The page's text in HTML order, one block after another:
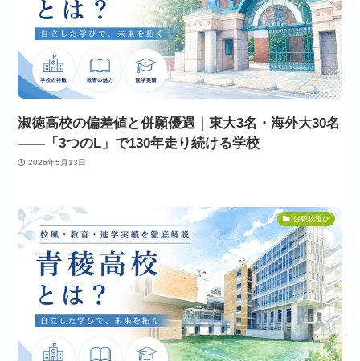
淑徳高校の偏差値と併願優遇｜東大3名・海外大30名
——「3つのL」で130年走り続ける学校
2026年5月13日
併願校選び